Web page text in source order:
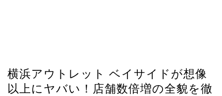
横浜アウトレット ベイサイドが想像
以上にヤバい！店舗数倍増の全貌を徹